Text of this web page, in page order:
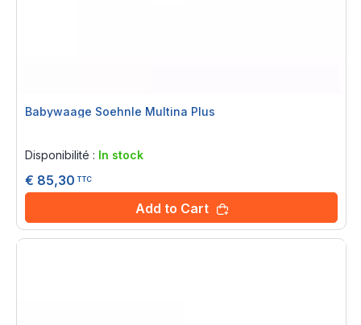
Babywaage Soehnle Multina Plus
Disponibilité : In stock
€ 85,30 TTC
Add to Cart